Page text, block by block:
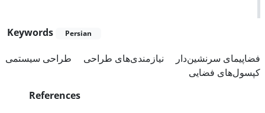
Keywords Persian
فضاپیمای سرنشین‌دار نیازمندی‌های طراحی
طراحی سیستمی
کپسول‌های فضایی
References